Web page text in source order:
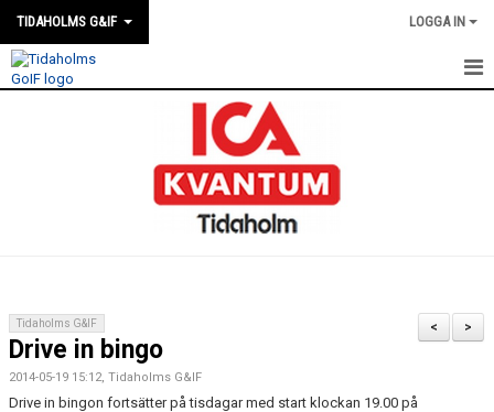
TIDAHOLMS G&IF LOGGA IN
FÖRENINGEN
SOUVENIRER
>
<
Tidaholms G&IF
Drive in bingo
2014-05-19 15:12, Tidaholms G&IF
Drive in bingon fortsätter på tisdagar med start klockan 19.00 på